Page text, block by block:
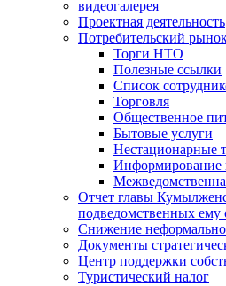
видеогалерея
Проектная деятельность
Потребительский
Торги НТО
Полезные ссылки
Список
Торговля
Общественное
Бытовые услуги
Нестационарные
Информирование
Отчет главы
подведомственных ему
Снижение
Документы
Центр поддержки
Туристический налог